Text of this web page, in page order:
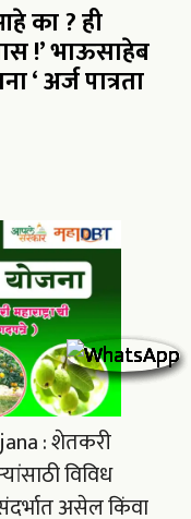
का ? ही
!’ भाऊसाहेब
अर्ज पात्रता
: शेतकरी
विविध
असेल किंवा